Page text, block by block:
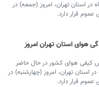
استان تهران، امروز (جمعه) در
قرار دارد.
هوای استان تهران امروز
کیفی هوای کشور در حال حاضر
۵ ایستگاه در استان تهران، امروز (چهارشنبه) در
قرار دارد.